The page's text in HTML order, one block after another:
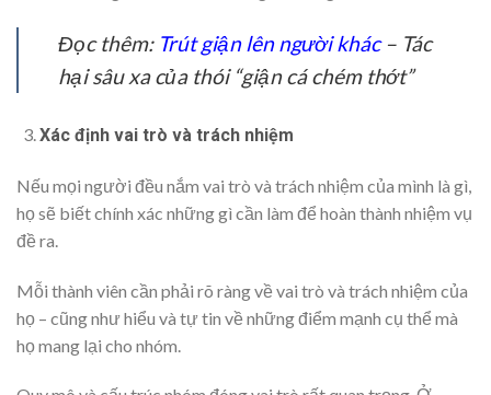
Đọc thêm: Trút giận lên người khác– Tác
hại sâu xa của thói “giận cá chém thớt”
Xác định vai trò và trách nhiệm
Nếu mọi người đều nắm vai trò và trách nhiệm của mình là gì,
họ sẽ biết chính xác những gì cần làm để hoàn thành nhiệm vụ
đề ra.
Mỗi thành viên cần phải rõ ràng về vai trò và trách nhiệm của
họ – cũng như hiểu và tự tin về những điểm mạnh cụ thể mà
họ mang lại cho nhóm.